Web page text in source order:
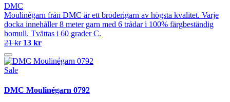
DMC
Moulinégarn från DMC är ett broderigarn av högsta kvalitet. Varje
docka innehåller 8 meter garn med 6 trådar i 100% färgbeständig
bomull. Tvättas i 60 grader C.
21 kr 13 kr
Sale
DMC Moulinégarn 0792